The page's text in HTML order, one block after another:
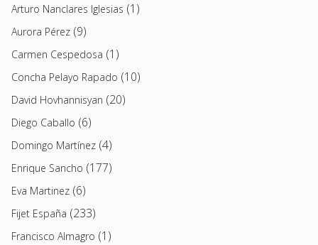
Arturo Nanclares Iglesias (1)
Aurora Pérez (9)
Carmen Cespedosa (1)
Concha Pelayo Rapado (10)
David Hovhannisyan (20)
Diego Caballo (6)
Domingo Martínez (4)
Enrique Sancho (177)
Eva Martinez (6)
Fijet España (233)
Francisco Almagro (1)